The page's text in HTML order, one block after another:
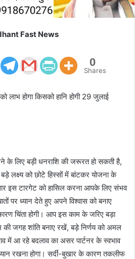
Fast News
0
Shares
होगा किसको हानि होगी 29 जुलाई
के लिए बड़ी धनराशि की जरूरत हो सकती है,
लक्ष्य को छोटे हिस्सों में बांटकर योजना के
इस टारगेट को हासिल करना आपके लिए संभव
पर ध्यान देते हुए अपने विश्वास को बनाए
चिंता होगी। आप इस काम के जरिए बड़ा
जगह शांति बनाए रखें, बड़े निर्णय को अमल
में आ रहे बदलाव का असर पार्टनर के स्वभाव
रखना होगा। सर्दी-बुखार के कारण तकलीफ